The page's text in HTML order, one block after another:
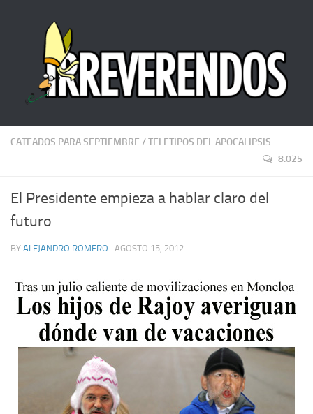
CATEADOS PARA SEPTIEMBRE /TELETIPOS DEL APOCALIPSIS
8.025
El Presidente empieza a hablar claro del
futuro
BY ALEJANDRO ROMERO · AGOSTO 15, 2012